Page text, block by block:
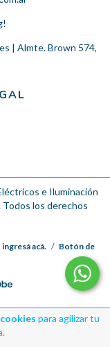
para agilizar tu
| Almte. Brown 574,
e Iluminación
los derechos
ingresá acá. / Botón de